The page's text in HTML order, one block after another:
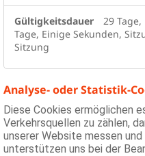
29
Tage, Einige Sekunden,
Sitzung
Analyse- oder Statistik-
Diese Cookies ermöglichen
Verkehrsquellen zu zählen,
unserer Website messen
unterstützen uns bei der